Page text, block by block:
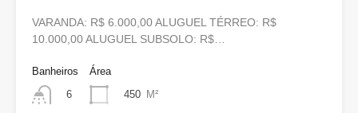
VARANDA: R$ 6.000,00 ALUGUEL TÉRREO: R$
10.000,00 ALUGUEL SUBSOLO: R$…
Banheiros
6
Área
450 M²